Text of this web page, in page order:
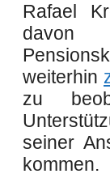
Rafael
weiterhin
zu
seiner